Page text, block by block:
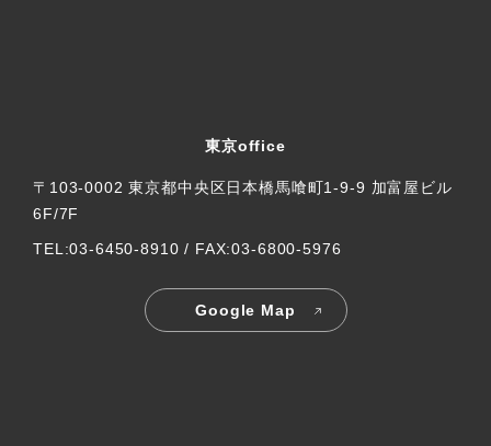
東京office
〒103-0002 東京都中央区日本橋馬喰町1-9-9 加富屋ビル
6F/7F
TEL:03-6450-8910 / FAX:03-6800-5976
Google Map